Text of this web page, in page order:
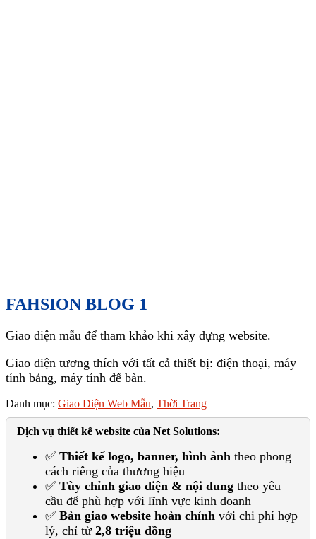
FAHSION BLOG 1
Giao diện mẫu để tham khảo khi xây dựng website.
Giao diện tương thích với tất cả thiết bị: điện thoại, máy
tính bảng, máy tính để bàn.
Danh mục: Giao Diện Web Mẫu, Thời Trang
Dịch vụ thiết kế website của Net Solutions:
✅ Thiết kế logo, banner, hình ảnh theo phong
cách riêng của thương hiệu
✅ Tùy chỉnh giao diện & nội dung theo yêu
cầu để phù hợp với lĩnh vực kinh doanh
✅ Bàn giao website hoàn chỉnh với chi phí hợp
lý, chỉ từ 2,8 triệu đồng